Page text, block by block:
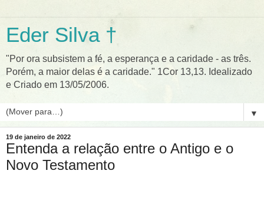
Eder Silva †
"Por ora subsistem a fé, a esperança e a caridade - as três.
Porém, a maior delas é a caridade." 1Cor 13,13. Idealizado
e Criado em 13/05/2006.
▼
19 de janeiro de 2022
Entenda a relação entre o Antigo e o
Novo Testamento